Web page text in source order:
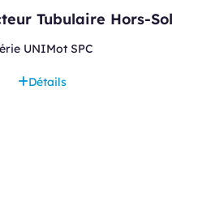
Tubulaire Hors-Sol
UNIMot SPC
Détails